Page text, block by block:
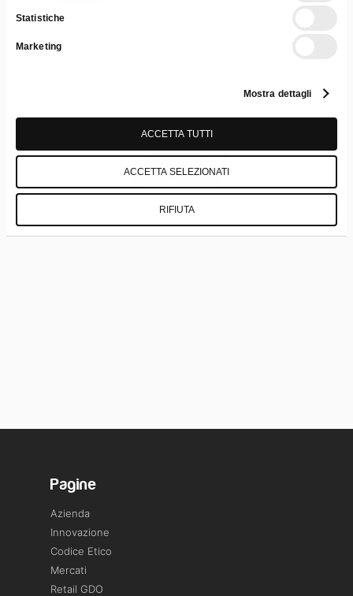
Statistiche
Marketing
Mostra dettagli
ACCETTA TUTTI
ACCETTA SELEZIONATI
RIFIUTA
Descrizione
Pagine
Azienda
Innovazione
Codice Etico
Mercati
Retail GDO